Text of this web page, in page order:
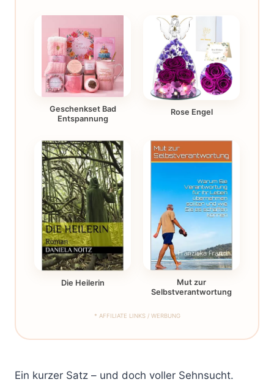
Geschenkset Bad
Entspannung
Rose Engel
Die Heilerin
Mut zur
Selbstverantwortung
* AFFILIATE LINKS / WERBUNG
Ein kurzer Satz – und doch voller Sehnsucht.